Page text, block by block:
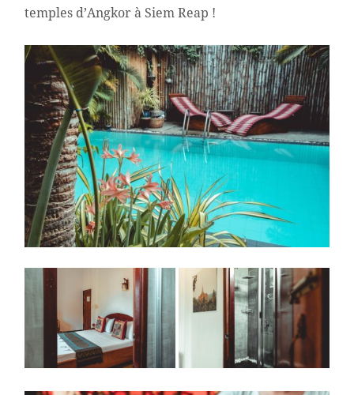
temples d’Angkor à Siem Reap !